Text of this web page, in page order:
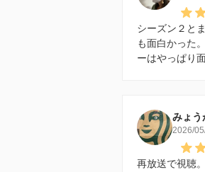
シーズン２と
も面白かった
ーはやっぱり面
みょう
2026/
再放送で視聴。